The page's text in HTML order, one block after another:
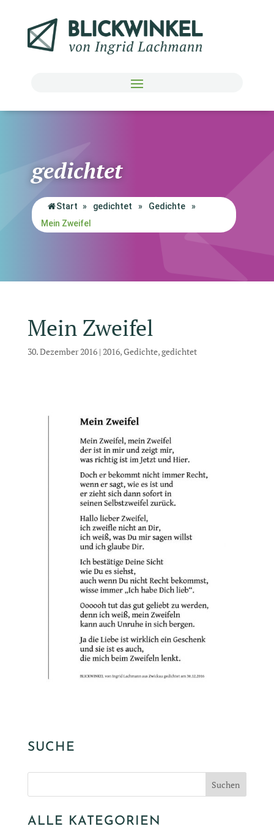
gedichtet
Start » gedichtet » Gedichte
»
Mein Zweifel
Mein Zweifel
30. Dezember 2016| 2016,Gedichte,gedichtet
SUCHE
ALLE KATEGORIEN